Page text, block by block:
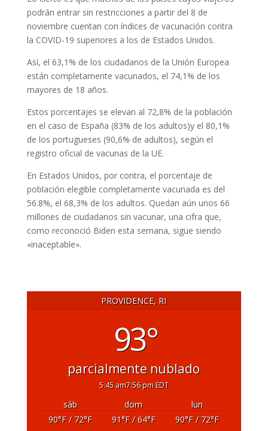
podrán entrar sin restricciones a partir del 8 de
noviembre cuentan con índices de vacunación contra
la COVID-19 superiores a los de Estados Unidos.
Así, el 63,1% de los ciudadanos de la Unión Europea
están completamente vacunados, el 74,1% de los
mayores de 18 años.
Estos porcentajes se elevan al 72,8% de la población
en el caso de España (83% de los adultos)y el 80,1%
de los portugueses (90,6% de adultos), según el
registro oficial de vacunas de la UE.
En Estados Unidos, por contra, el porcentaje de
población elegible completamente vacunada es del
56.8%, el 68,3% de los adultos. Quedan aún unos 66
millones de ciudadanos sin vacunar, una cifra que,
como reconoció Biden esta semana, sigue siendo
«inaceptable».
PROVIDENCE, RI
93°
parcialmente nublado
5:45 am7:56 pm EDT
sáb dom
lun
90°F/ 72°F 91°F/ 64°F 90°F/ 72°F